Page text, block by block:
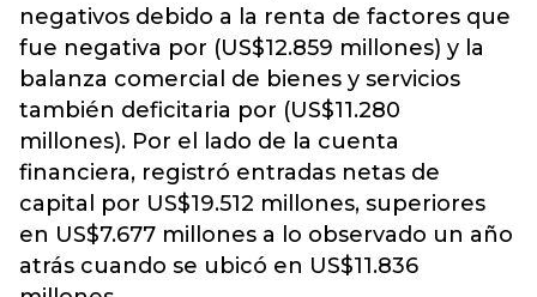
negativos debido a la renta de factores que
fue negativa por (US$12.859 millones) y la
balanza comercial de bienes y servicios
también deficitaria por (US$11.280
millones). Por el lado de la cuenta
financiera, registró entradas netas de
capital por US$19.512 millones, superiores
en US$7.677 millones a lo observado un año
atrás cuando se ubicó en US$11.836